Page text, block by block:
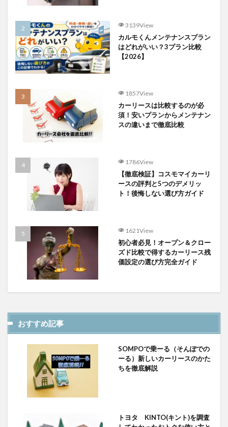
3139View
カルモくんメンテナンスプラン
はどれがいい？3プラン比較
【2026】
1857View
カーリースは比較するのが必
須！安いプランからメンテナン
スの違いまで徹底比較
1786View
【徹底検証】コスモマイカーリ
ースの評判と5つのデメリッ
ト！後悔しない選び方ガイド
1621View
初心者必見！オープン＆クロー
ズド比較で得するカーリース残
価設定の選び方完全ガイド
おすすめ記事
SOMPOで乗ーる（そんぽでの
ーる）新しいカーリースのかた
ちを徹底解説
トヨタ KINTO(キント)を調査